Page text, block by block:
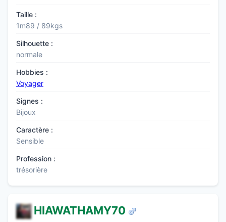
Taille :
1m89 / 89kgs
Silhouette :
normale
Hobbies :
Voyager
Signes :
Bijoux
Caractère :
Sensible
Profession :
trésorière
HIAWATHAMY70